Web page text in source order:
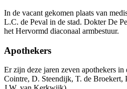
In de vacant gekomen plaats van
L.C. de Peval in de stad. Dokter De
het Hervormd diaconaal armbestuur.
Apothekers
Er zijn deze jaren zeven apothekers
Cointre, D. Steendijk, T. de Broekert,